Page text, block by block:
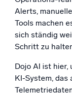
Erkennen und
Leistungsstarke
Zertifizierungen
Alerts,
Tools machen
sich ständig
Schritt zu
Dojo AI ist hier,
KI-System, das